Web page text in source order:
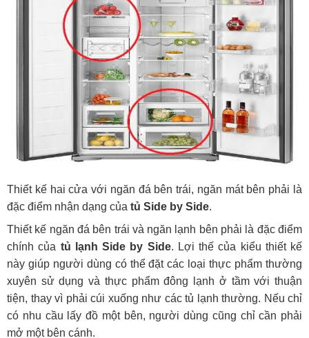
Thiết kế hai cửa với ngăn đá bên trái, ngăn mát bên phải là
đặc điểm nhận dạng của tủ Side by Side.
Thiết kế ngăn đá bên trái và ngăn lạnh bên phải là đặc điểm
chính của tủ lạnh Side by Side. Lợi thế của kiểu thiết kế
này giúp người dùng có thể đặt các loại thực phẩm thường
xuyên sử dụng và thực phẩm đông lạnh ở tầm với thuận
tiện, thay vì phải cúi xuống như các tủ lạnh thường. Nếu chỉ
có nhu cầu lấy đồ một bên, người dùng cũng chỉ cần phải
mở một bên cánh.